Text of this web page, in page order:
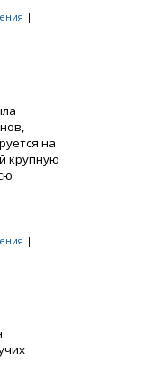
|
на
крупную
|